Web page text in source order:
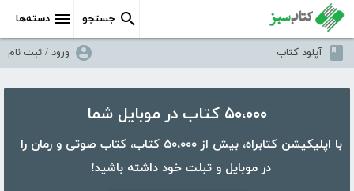
دسته‌ها جستجو
آپلود کتاب ورود / ثبت نام
۵۰،۰۰۰ کتاب در موبایل شما
با اپلیکیشن کتابراه، بیش از ۵۰،۰۰۰ کتاب، کتاب صوتی و رمان را
در موبایل و تبلت خود داشته باشید!